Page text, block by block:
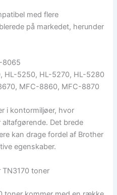
med flere
på markedet, herunder
8065
HL-5250, HL-5270, HL-5280
MFC-8860, MFC-8870
i kontormiljøer, hvor
Det brede
kan drage fordel af Brother
egenskaber.
toner